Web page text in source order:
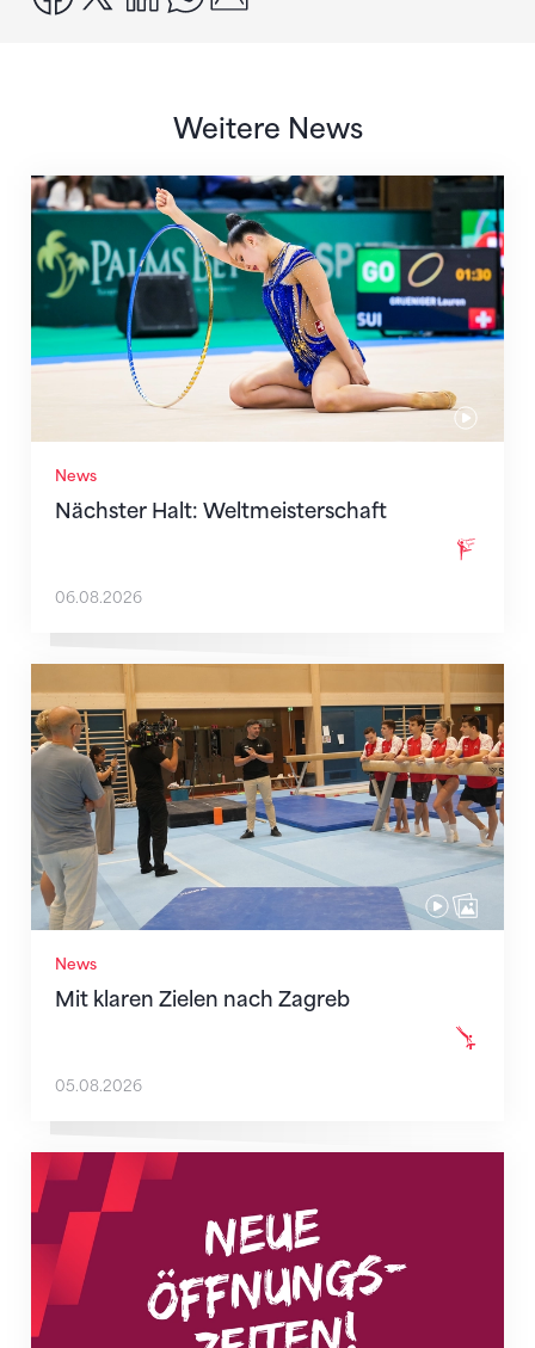
Weitere News
News
Nächster Halt: Weltmeisterschaft
Nächster Halt: Weltmeisterschaft
06.08.2026
News
Mit klaren Zielen nach Zagreb
Mit klaren Zielen nach Zagreb
05.08.2026
Neue Empfangszeiten ab 1. August 2026